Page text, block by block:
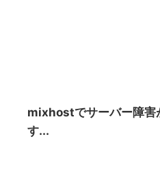
mixhostでサーバー障害
す...